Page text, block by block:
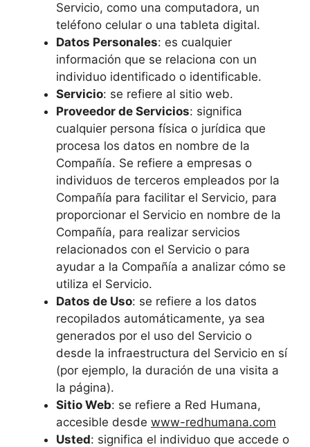
Servicio, como una computadora, un
teléfono celular o una tableta digital.
Datos Personales: es cualquier
información que se relaciona con un
individuo identificado o identificable.
Servicio: se refiere al sitio web.
Proveedor de Servicios: significa
cualquier persona física o jurídica que
procesa los datos en nombre de la
Compañía. Se refiere a empresas o
individuos de terceros empleados por la
Compañía para facilitar el Servicio, para
proporcionar el Servicio en nombre de la
Compañía, para realizar servicios
relacionados con el Servicio o para
ayudar a la Compañía a analizar cómo se
utiliza el Servicio.
Datos de Uso: se refiere a los datos
recopilados automáticamente, ya sea
generados por el uso del Servicio o
desde la infraestructura del Servicio en sí
(por ejemplo, la duración de una visita a
la página).
Sitio Web: se refiere a Red Humana,
accesible desde www-redhumana.com
Usted: significa el individuo que accede o